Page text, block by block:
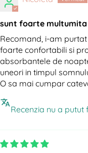
sunt foarte multumita
Recomand, i-am
foarte confortabili si
absorbantele de
uneori in timpul
O sa mai cumpar
Recenzia nu a putut